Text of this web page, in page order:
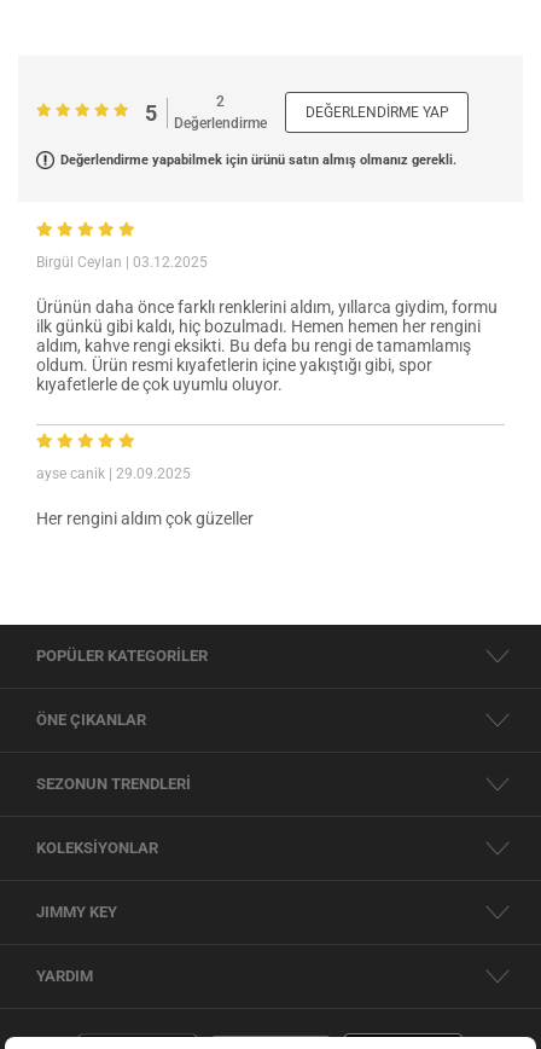
5
2
Değerlendirme
DEĞERLENDIRME YAP
Değerlendirme yapabilmek için ürünü satın almış olmanız gerekli.
Birgül Ceylan | 03.12.2025
Ürünün daha önce farklı renklerini aldım, yıllarca giydim, formu
ilk günkü gibi kaldı, hiç bozulmadı. Hemen hemen her rengini
aldım, kahve rengi eksikti. Bu defa bu rengi de tamamlamış
oldum. Ürün resmi kıyafetlerin içine yakıştığı gibi, spor
kıyafetlerle de çok uyumlu oluyor.
ayse canik | 29.09.2025
Her rengini aldım çok güzeller
POPÜLER KATEGORİLER
ÖNE ÇIKANLAR
SEZONUN TRENDLERİ
KOLEKSİYONLAR
JIMMY KEY
YARDIM